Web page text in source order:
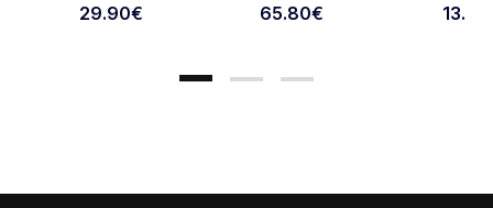
Otkaži pregled Pošaljite pregled
29.90€ 65.80€ 13.90